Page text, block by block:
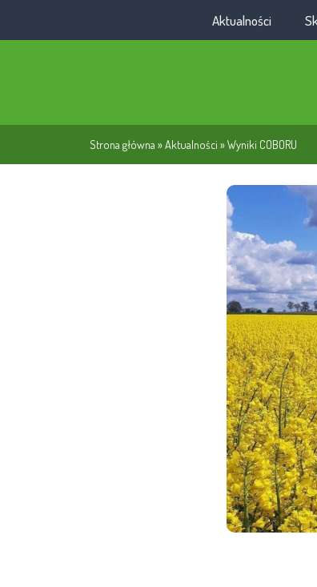
Aktualności
Strona główna »Aktualności »Wyniki COBORU